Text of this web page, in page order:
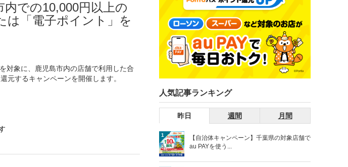
内での10,000円以上の
は「電子ポイント」を
対象に、鹿児島市内の店舗で利用した合
元するキャンペーンを開催します。
人気記事ランキング
昨日 週間 月間
1
【自治体キャンペーン】千葉県の対象店舗で
au PAYを使う...